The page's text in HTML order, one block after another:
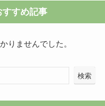
すすめ記事
りませんでした。
検索